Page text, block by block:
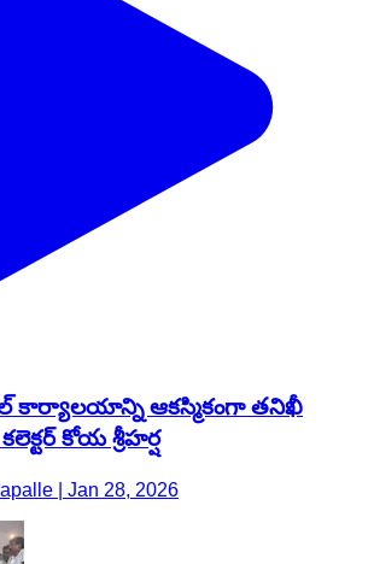
కార్యాలయాన్ని ఆకస్మికంగా తనిఖీ
కోయ శ్రీహర్ష
| Jan 28, 2026